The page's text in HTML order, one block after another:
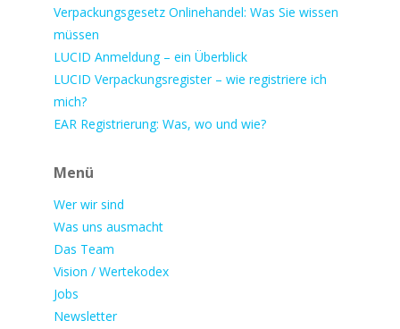
Verpackungsgesetz Onlinehandel: Was Sie wissen
müssen
LUCID Anmeldung – ein Überblick
LUCID Verpackungsregister – wie registriere ich
mich?
EAR Registrierung: Was, wo und wie?
Menü
Wer wir sind
Was uns ausmacht
Das Team
Vision / Wertekodex
Jobs
Newsletter